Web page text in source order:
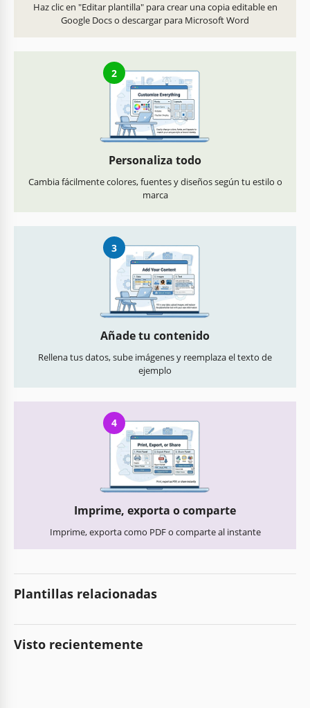
Haz clic en "Editar plantilla" para crear una copia editable en
Google Docs o descargar para Microsoft Word
2
Personaliza todo
Cambia fácilmente colores, fuentes y diseños según tu estilo o
marca
3
Añade tu contenido
Rellena tus datos, sube imágenes y reemplaza el texto de
ejemplo
4
Imprime, exporta o comparte
Imprime, exporta como PDF o comparte al instante
Plantillas relacionadas
Visto recientemente